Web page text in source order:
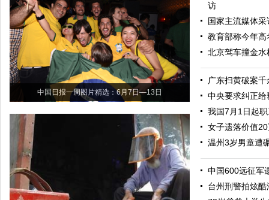
中国日报一周图片精选：6月7日—13日
访
国家主流媒体
教育部称今年
北京驾车撞金
广东扫黄破案
中央要求纠正
我国7月1日起
女子遗落价值
温州3岁男童遭
中国600远征军
台州刑警拍炫